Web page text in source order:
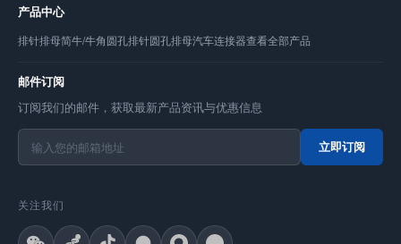
产品中心
排针排母简牛/牛角圆孔排针圆孔排母汽车连接器查看全部产品
邮件订阅
订阅我们的邮件，获取最新产品资讯与优惠信息
立即订阅
关注我们